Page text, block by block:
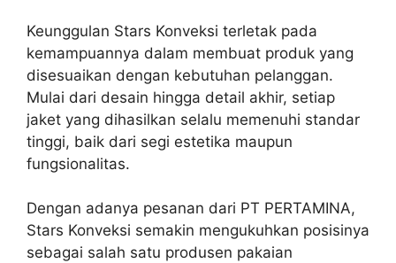
Keunggulan Stars Konveksi terletak pada
kemampuannya dalam membuat produk yang
disesuaikan dengan kebutuhan pelanggan.
Mulai dari desain hingga detail akhir, setiap
jaket yang dihasilkan selalu memenuhi standar
tinggi, baik dari segi estetika maupun
fungsionalitas.
Dengan adanya pesanan dari PT PERTAMINA,
Stars Konveksi semakin mengukuhkan posisinya
sebagai salah satu produsen pakaian